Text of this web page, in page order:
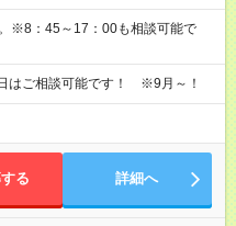
：45～17：00も相談可能で
ご相談可能です！ ※9月～！
る 詳細へ